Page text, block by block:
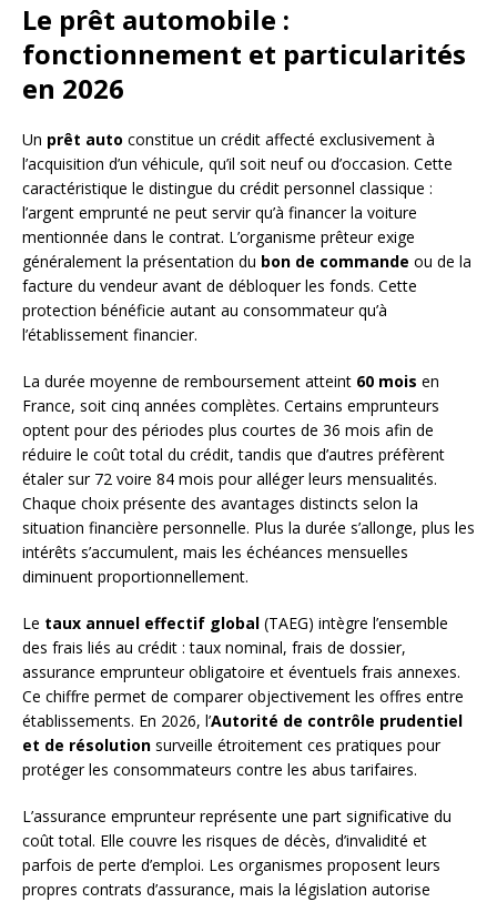
Le prêt automobile :
fonctionnement et particularités
en 2026
Un prêt auto constitue un crédit affecté exclusivement à
l’acquisition d’un véhicule, qu’il soit neuf ou d’occasion. Cette
caractéristique le distingue du crédit personnel classique :
l’argent emprunté ne peut servir qu’à financer la voiture
mentionnée dans le contrat. L’organisme prêteur exige
généralement la présentation du bon de commande ou de la
facture du vendeur avant de débloquer les fonds. Cette
protection bénéficie autant au consommateur qu’à
l’établissement financier.
La durée moyenne de remboursement atteint 60 mois en
France, soit cinq années complètes. Certains emprunteurs
optent pour des périodes plus courtes de 36 mois afin de
réduire le coût total du crédit, tandis que d’autres préfèrent
étaler sur 72 voire 84 mois pour alléger leurs mensualités.
Chaque choix présente des avantages distincts selon la
situation financière personnelle. Plus la durée s’allonge, plus les
intérêts s’accumulent, mais les échéances mensuelles
diminuent proportionnellement.
Le taux annuel effectif global (TAEG) intègre l’ensemble
des frais liés au crédit : taux nominal, frais de dossier,
assurance emprunteur obligatoire et éventuels frais annexes.
Ce chiffre permet de comparer objectivement les offres entre
établissements. En 2026, l’Autorité de contrôle prudentiel
et de résolution surveille étroitement ces pratiques pour
protéger les consommateurs contre les abus tarifaires.
L’assurance emprunteur représente une part significative du
coût total. Elle couvre les risques de décès, d’invalidité et
parfois de perte d’emploi. Les organismes proposent leurs
propres contrats d’assurance, mais la législation autorise